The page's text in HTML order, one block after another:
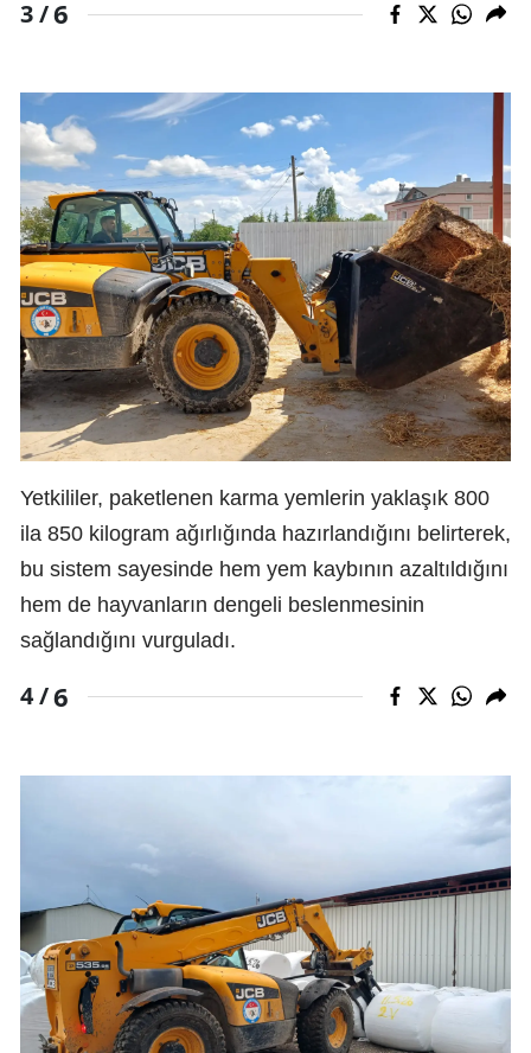
3 /6
Yetkililer, paketlenen karma yemlerin yaklaşık 800
ila 850 kilogram ağırlığında hazırlandığını belirterek,
bu sistem sayesinde hem yem kaybının azaltıldığını
hem de hayvanların dengeli beslenmesinin
sağlandığını vurguladı.
4 /6